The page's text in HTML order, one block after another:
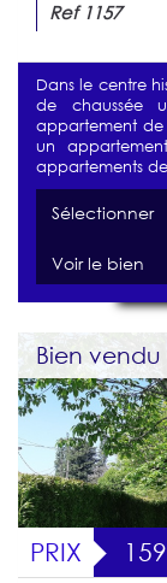
Ref 1157
Dans le centre
de chaussée
appartement
un
appartements
Sélectionner
Voir le bien
Bien vendu
PRIX